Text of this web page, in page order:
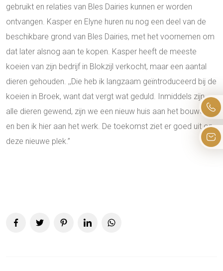
gebruikt en relaties van Bles Dairies kunnen er worden
ontvangen. Kasper en Elyne huren nu nog een deel van de
beschikbare grond van Bles Dairies, met het voornemen om
dat later alsnog aan te kopen. Kasper heeft de meeste
koeien van zijn bedrijf in Blokzijl verkocht, maar een aantal
dieren gehouden. ,,Die heb ik langzaam geïntroduceerd bij de
koeien in Broek, want dat vergt wat geduld. Inmiddels zijn
alle dieren gewend, zijn we een nieuw huis aan het bouwen
en ben ik hier aan het werk. De toekomst ziet er goed uit op
deze nieuwe plek.’’